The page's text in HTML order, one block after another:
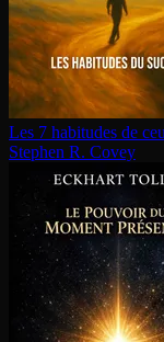
Les 7 habitudes de
Stephen R. Covey